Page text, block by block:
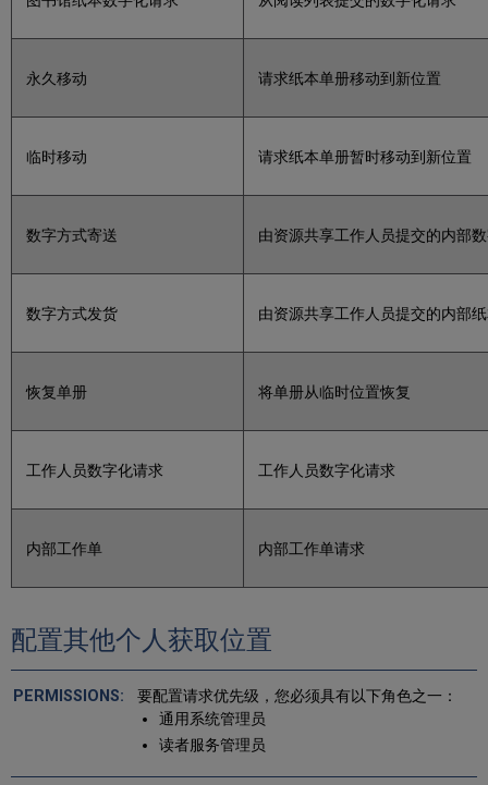
永久移动 请求纸本单册移动到新位置
临时移动 请求纸本单册暂时移动到新位置
数字方式寄送 由资源共享工作人员提交的内部
数字方式发货 由资源共享工作人员提交的内部
恢复单册 将单册从临时位置恢复
工作人员数字化请求 工作人员数字化请求
内部工作单 内部工作单请求
配置其他个人获取位置
要配置请求优先级，您必须具有以下角色之一：
通用系统管理员
读者服务管理员